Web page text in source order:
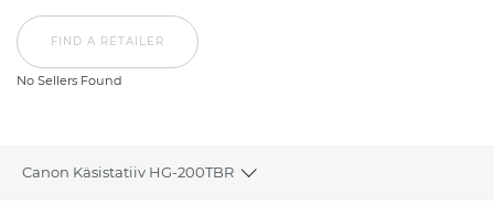
FIND A RETAILER
No Sellers Found
Canon Käsistatiiv HG-200TBR
Toggle breadcrumbs